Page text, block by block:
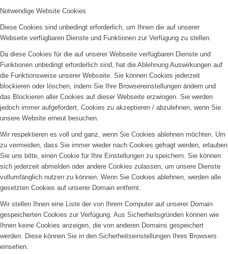
Notwendige Website Cookies
Diese Cookies sind unbedingt erforderlich, um Ihnen die auf unserer
Webseite verfügbaren Dienste und Funktionen zur Verfügung zu stellen.
Da diese Cookies für die auf unserer Webseite verfügbaren Dienste und
Funktionen unbedingt erforderlich sind, hat die Ablehnung Auswirkungen auf
die Funktionsweise unserer Webseite. Sie können Cookies jederzeit
blockieren oder löschen, indem Sie Ihre Browsereinstellungen ändern und
das Blockieren aller Cookies auf dieser Webseite erzwingen. Sie werden
jedoch immer aufgefordert, Cookies zu akzeptieren / abzulehnen, wenn Sie
unsere Website erneut besuchen.
Wir respektieren es voll und ganz, wenn Sie Cookies ablehnen möchten. Um
zu vermeiden, dass Sie immer wieder nach Cookies gefragt werden, erlauben
Sie uns bitte, einen Cookie für Ihre Einstellungen zu speichern. Sie können
sich jederzeit abmelden oder andere Cookies zulassen, um unsere Dienste
vollumfänglich nutzen zu können. Wenn Sie Cookies ablehnen, werden alle
gesetzten Cookies auf unserer Domain entfernt.
Wir stellen Ihnen eine Liste der von Ihrem Computer auf unserer Domain
gespeicherten Cookies zur Verfügung. Aus Sicherheitsgründen können wie
Ihnen keine Cookies anzeigen, die von anderen Domains gespeichert
werden. Diese können Sie in den Sicherheitseinstellungen Ihres Browsers
einsehen.